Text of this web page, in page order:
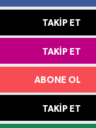
TAKIP ET
TAKIP ET
ABONE OL
TAKIP ET